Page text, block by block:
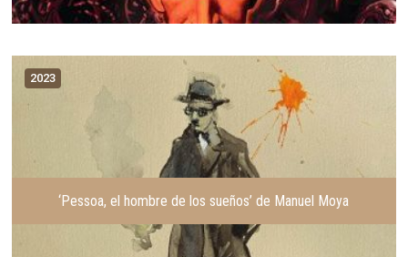
2023
‘Pessoa, el hombre de los sueños’ de Manuel Moya